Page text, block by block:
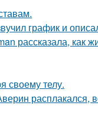
график и
рассказала, как
своему телу.
расплакался,